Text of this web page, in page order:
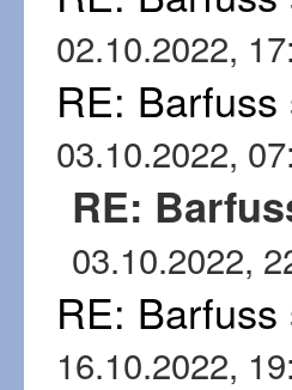
02.10.2022,
RE:
03.10.2022,
RE:
03.10.2022,
RE:
16.10.2022,